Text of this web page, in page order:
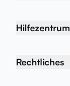
Hilfezentrum
Rechtliches